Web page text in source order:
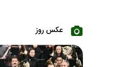
عکس روز